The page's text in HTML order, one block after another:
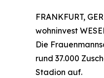
FRANKFURT,
wohninvest
Die
rund 37.000
Stadion auf.